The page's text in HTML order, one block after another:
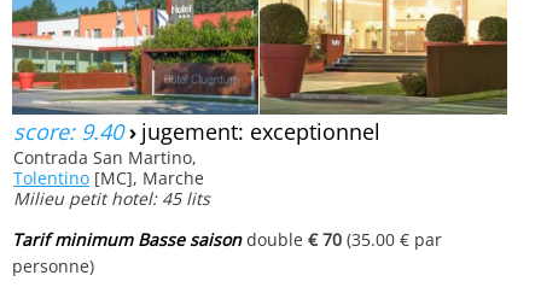
score: 9.40› jugement: exceptionnel
Contrada San Martino,
Tolentino [MC], Marche
Milieu petit hotel: 45 lits
Tarif minimum Basse saisondouble€ 70 (35.00 € par
personne)